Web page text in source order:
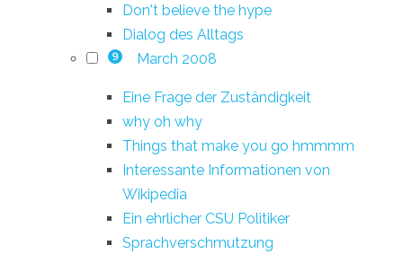
Don't believe the hype
Dialog des Alltags
9 March 2008
Eine Frage der Zuständigkeit
why oh why
Things that make you go hmmmm
Interessante Informationen von
Wikipedia
Ein ehrlicher CSU Politiker
Sprachverschmutzung